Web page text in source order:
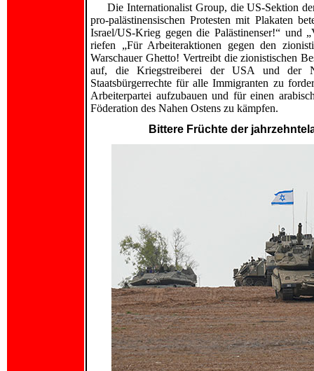
Die Internationalist Group, die US-Sektion
pro-palästinensischen Protesten mit Plakaten
Israel/US-Krieg gegen die Palästinenser!“ und
riefen „Für Arbeiteraktionen gegen den
Warschauer Ghetto! Vertreibt die zionistischen
auf, die Kriegstreiberei der USA und der
Staatsbürgerrechte für alle Immigranten zu
Arbeiterpartei aufzubauen und für einen
Föderation des Nahen Ostens zu kämpfen.
Bittere Früchte der